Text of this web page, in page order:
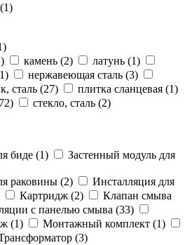
1)
)
) камень (2) латунь (1)
1) нержавеющая сталь (3)
сталь (27) плитка сланцевая (1)
72) стекло, сталь (2)
биде (1)
Застенный модуль для
раковины (2)
Инсталляция для
Картридж (2)
Клапан смыва
с панелью смыва (33)
(1) Монтажный комплект (1)
(3)